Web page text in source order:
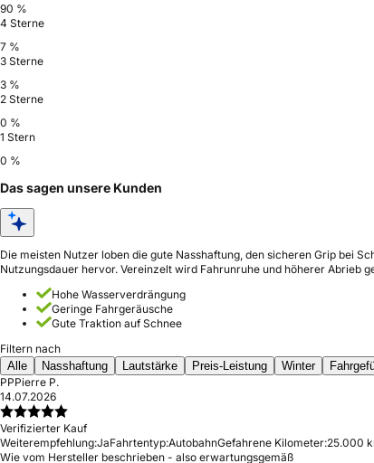
90 %
4 Sterne
7 %
3 Sterne
3 %
2 Sterne
0 %
1 Stern
0 %
Das sagen unsere Kunden
Die meisten Nutzer loben die gute Nasshaftung, den sicheren Grip bei
Nutzungsdauer hervor. Vereinzelt wird Fahrunruhe und höherer Abrieb
Hohe Wasserverdrängung
Geringe Fahrgeräusche
Gute Traktion auf Schnee
Filtern nach
Alle
Nasshaftung Lautstärke Preis-Leistung Winter
PPPierre P.
14.07.2026
Verifizierter Kauf
Weiterempfehlung:JaFahrtentyp:AutobahnGefahrene Kilometer:25.000
Wie vom Hersteller beschrieben - also erwartungsgemäß